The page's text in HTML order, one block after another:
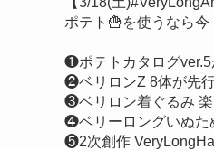
ポテト🍟を使うなら今
❶ポテトカタログver.5
❷ベリロンZ 8体が先
❸ベリロン着ぐるみ
❹ベリーロングいぬた
❺2次創作